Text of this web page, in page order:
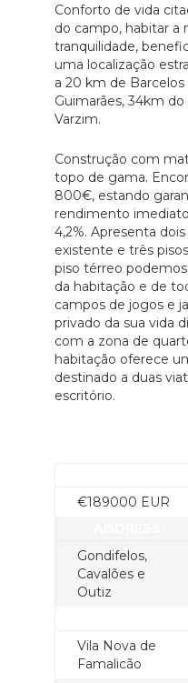
Conforto de vida
do campo, habitar a
tranquilidade,
uma localização
a 20 km de
Guimarães, 34km
Varzim.
Construção com
topo de gama.
800€, estando
rendimento
4,2%. Apresenta
existente e três
piso térreo
da habitação e de
campos de jogos e
privado da sua vida
com a zona de
habitação oferece
destinado a duas
escritório.
€189000 EUR
Gondifelos,
Cavalões e
Outiz
Vila Nova de
Famalicão